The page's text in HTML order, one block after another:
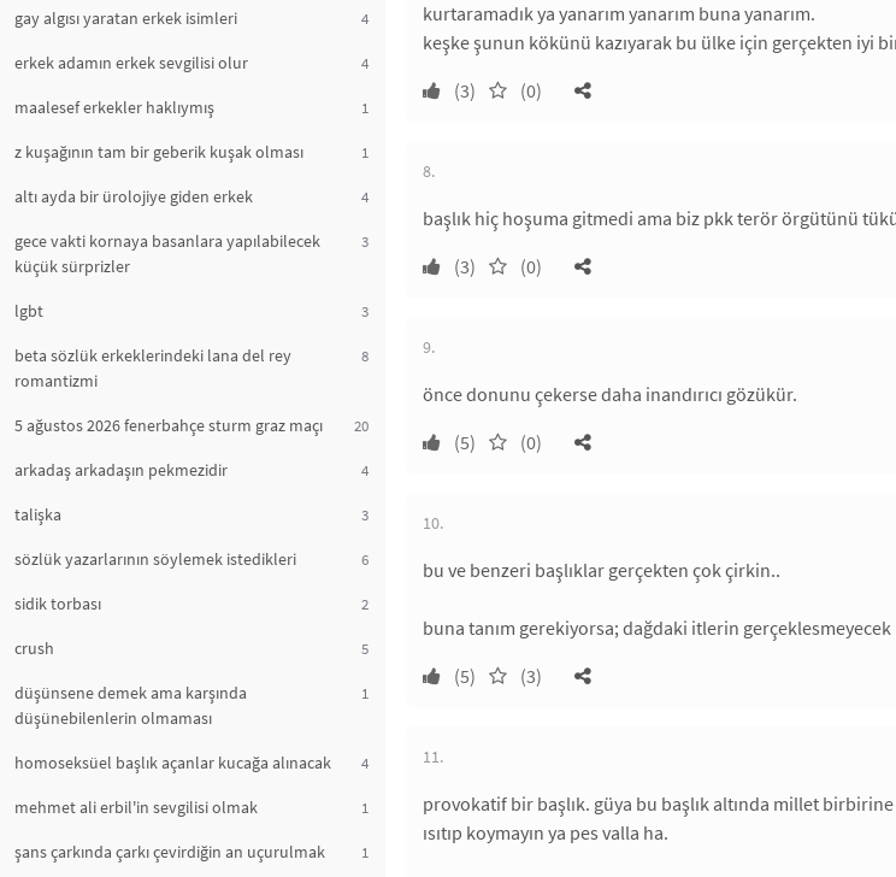
gay algısı yaratan erkek isimleri 4
erkek adamın erkek sevgilisi olur 4
maalesef erkekler haklıymış 1
z kuşağının tam bir geberik kuşak olması 1
altı ayda bir ürolojiye giden erkek 4
gece vakti kornaya basanlara yapılabilecek
küçük sürprizler
3
lgbt 3
beta sözlük erkeklerindeki lana del rey
romantizmi
8
5 ağustos 2026 fenerbahçe sturm graz maçı 20
arkadaş arkadaşın pekmezidir 4
talişka 3
sözlük yazarlarının söylemek istedikleri 6
sidik torbası 2
crush 5
düşünsene demek ama karşında
düşünebilenlerin olmaması
1
homoseksüel başlık açanlar kucağa alınacak 4
mehmet ali erbil'in sevgilisi olmak 1
şans çarkında çarkı çevirdiğin an uçurulmak 1
kurtaramadık ya yanarım yanarım buna yanarım.
keşke şunun kökünü kazıyarak bu ülke için gerçekten iyi
(3)
(0)
8.
başlık hiç hoşuma gitmedi ama biz pkk terör örgütünü
(3)
(0)
9.
önce donunu çekerse daha inandırıcı gözükür.
(5)
(0)
10.
bu ve benzeri başlıklar gerçekten çok çirkin..
buna tanım gerekiyorsa; dağdaki itlerin gerçeklesmeyecek
(5)
(3)
11.
provokatif bir başlık. güya bu başlık altında millet
ısıtıp koymayın ya pes valla ha.